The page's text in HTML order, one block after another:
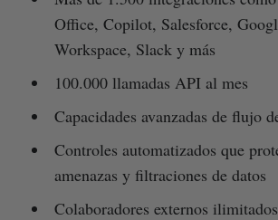
Office, Copilot, Salesforce,
Workspace, Slack y más
100.000 llamadas API al mes
Capacidades avanzadas de flujo
Controles automatizados que
amenazas y filtraciones de datos
Colaboradores externos ilimitados